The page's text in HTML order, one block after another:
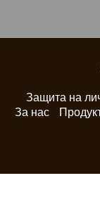
Защита на
За нас